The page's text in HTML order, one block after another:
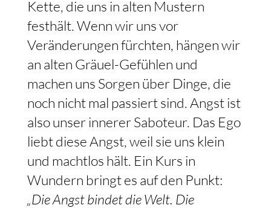
Kette, die uns in alten Mustern
festhält. Wenn wir uns vor
Veränderungen fürchten, hängen wir
an alten Gräuel-Gefühlen und
machen uns Sorgen über Dinge, die
noch nicht mal passiert sind. Angst ist
also unser innerer Saboteur. Das Ego
liebt diese Angst, weil sie uns klein
und machtlos hält. Ein Kurs in
„Die Angst bindet die Welt. Die